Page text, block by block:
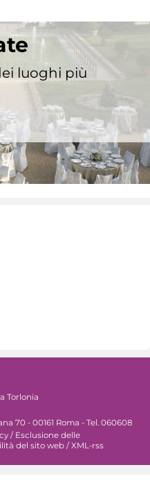
luoghi più
Torlonia
70 - 00161 Roma - Tel. 060608
/ Esclusione delle
del sito web / XML-rss